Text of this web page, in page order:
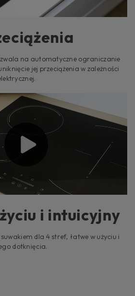
na automatyczne ograniczanie
jej przeciążenia w zależności
i intuicyjny
dla 4 stref, łatwe w użyciu i
dotknięcia.